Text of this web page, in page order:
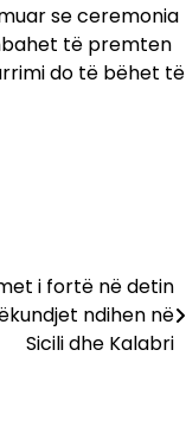
se ceremonia
të premten
do të bëhet të
i fortë në detin
ndihen në
Sicili dhe Kalabri